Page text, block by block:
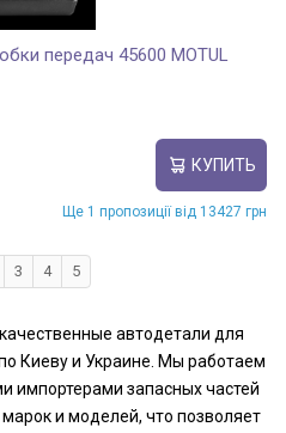
передач 45600 MOTUL
КУПИТЬ
Ще 1 пропозиції від 13427 грн
3 4 5
автодетали для
Киеву и Украине. Мы работаем
импортерами запасных частей
и моделей, что позволяет